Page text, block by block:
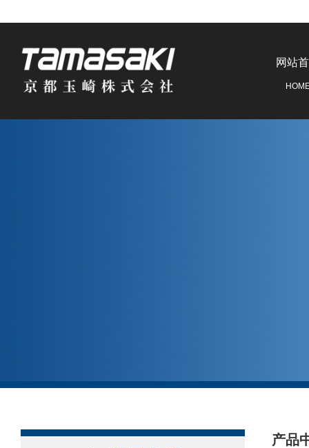
网站
产品